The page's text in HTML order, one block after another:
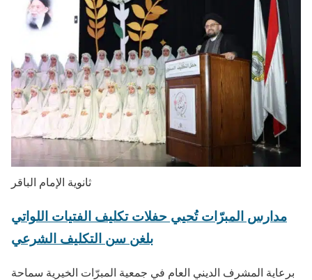
ثانوية الإمام الباقر
مدارس المبرّات تُحيي حفلات تكليف الفتيات اللواتي
بلغن سن التكليف الشرعي
برعاية المشرف الديني العام في جمعية المبرّات الخيرية سماحة